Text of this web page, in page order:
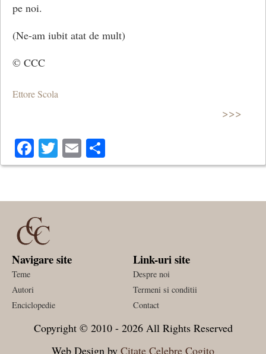
pe noi.
(Ne-am iubit atat de mult)
© CCC
Ettore Scola
>>>
Facebook
Twitter
Email
Navigare site
Teme
Autori
Enciclopedie
Link-uri site
Despre noi
Termeni si conditii
Contact
Copyright © 2010 - 2026 All Rights Reserved
Web Design by Citate Celebre Cogito